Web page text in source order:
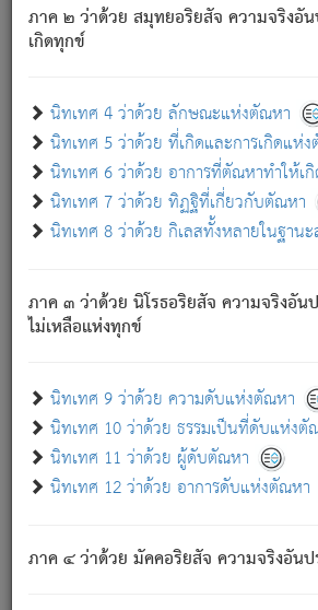
ภาค ๒ ว่าด้วย สมุทยอริยสัจ ความจริงอัน
เกิดทุกข์
นิทเทศ 4 ว่าด้วย ลักษณะแห่งตัณหา
นิทเทศ 5 ว่าด้วย ที่เกิดและการเกิดแห่
นิทเทศ 6 ว่าด้วย อาการที่ตัณหาทำให้เ
นิทเทศ 7 ว่าด้วย ทิฏฐิที่เกี่ยวกับตัณหา
นิทเทศ 8 ว่าด้วย กิเลสทั้งหลายในฐาน
ภาค ๓ ว่าด้วย นิโรธอริยสัจ ความจริงอัน
ไม่เหลือแห่งทุกข์
นิทเทศ 9 ว่าด้วย ความดับแห่งตัณหา
นิทเทศ 10 ว่าด้วย ธรรมเป็นที่ดับแห่งตั
นิทเทศ 11 ว่าด้วย ผู้ดับตัณหา
นิทเทศ 12 ว่าด้วย อาการดับแห่งตัณหา
ภาค ๔ ว่าด้วย มัคคอริยสัจ ความจริงอันป
อันเป็นไปในที่หรือเวลาทั้งปวง[3]เพื่อควา
ประการทั้งปวง; ภพทั้งหลายทั้งหมดนั้น ไ
ความแปรปรวนเป็นธรรมดา.
อย่างนี้อยู่; เขาย่อมละภวตัณหาได้ และไม่เ
ด้วย.
ความดับเพราะความสำรอกไม่เหลือ (
เพราะความสิ้นไปแห่งตัณหาโดยประการ
นิพพาน.
ภพใหม่ย่อมไม่มีแก่ภิกษุนั้น ผู้ดับเย็นสนิ
ภิกษุนั้น เป็นผู้ครอบงำมารได้แล้ว ชนะ
ภพทั้งหลายทั้งปวงได้แล้ว เป็นผู้คงที่ (คือไ
- อุ.ขุ. ๒๕/๑๒๑/๘๔.
(ข้อความนี้ เป็นพระพุทธอุทานที่ทรงเปล่
เป็นที่ตรัสรู้ เมื่อตรัสรู้แล้วได้ 7 วัน)